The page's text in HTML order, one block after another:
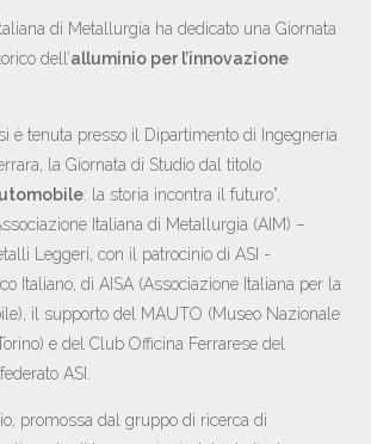
di Metallurgia ha dedicato una Giornata
dell’alluminio per l’innovazione
è tenuta presso il Dipartimento di Ingegneria
la Giornata di Studio dal titolo
: la storia incontra il futuro”,
Italiana di Metallurgia (AIM) –
Leggeri, con il patrocinio di ASI -
Italiano, di AISA (Associazione Italiana per la
il supporto del MAUTO (Museo Nazionale
e del Club Officina Ferrarese del
ASI.
promossa dal gruppo di ricerca di